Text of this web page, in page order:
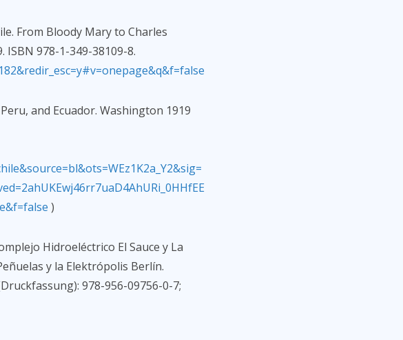
From Bloody Mary to Charles
978-1-349-38109-8.
and Ecuador. Washington 1919
)
Hidroeléctrico El Sauce y La
y la Elektrópolis Berlín.
978-956-09756-0-7;